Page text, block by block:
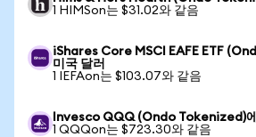
1 HIMSon는 $31.02와 같음
iShares Core MSCI EAFE ETF
미국 달러
1 IEFAon는 $103.07와 같음
Invesco QQQ (Ondo Tokenized)
1 QQQon는 $723.30와 같음